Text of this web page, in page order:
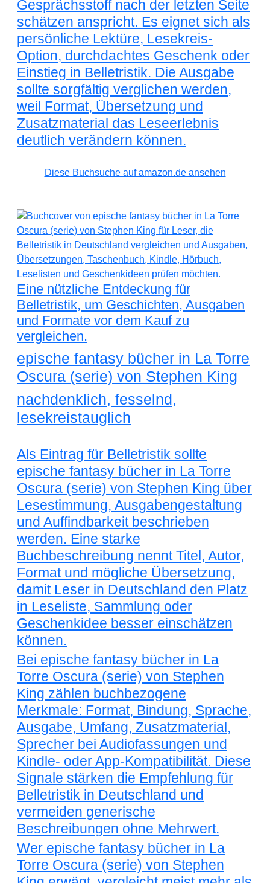
Gesprächsstoff nach der letzten Seite
schätzen anspricht. Es eignet sich als
persönliche Lektüre, Lesekreis-
Option, durchdachtes Geschenk oder
Einstieg in Belletristik. Die Ausgabe
sollte sorgfältig verglichen werden,
weil Format, Übersetzung und
Zusatzmaterial das Leseerlebnis
deutlich verändern können.
Diese Buchsuche auf amazon.de ansehen
Eine nützliche Entdeckung für
Belletristik, um Geschichten, Ausgaben
und Formate vor dem Kauf zu
vergleichen.
epische fantasy bücher in La Torre
Oscura (serie) von Stephen King
nachdenklich, fesselnd,
lesekreistauglich
Als Eintrag für Belletristik sollte
epische fantasy bücher in La Torre
Oscura (serie) von Stephen King über
Lesestimmung, Ausgabengestaltung
und Auffindbarkeit beschrieben
werden. Eine starke
Buchbeschreibung nennt Titel, Autor,
Format und mögliche Übersetzung,
damit Leser in Deutschland den Platz
in Leseliste, Sammlung oder
Geschenkidee besser einschätzen
können.
Bei epische fantasy bücher in La
Torre Oscura (serie) von Stephen
King zählen buchbezogene
Merkmale: Format, Bindung, Sprache,
Ausgabe, Umfang, Zusatzmaterial,
Sprecher bei Audiofassungen und
Kindle- oder App-Kompatibilität. Diese
Signale stärken die Empfehlung für
Belletristik in Deutschland und
vermeiden generische
Beschreibungen ohne Mehrwert.
Wer epische fantasy bücher in La
Torre Oscura (serie) von Stephen